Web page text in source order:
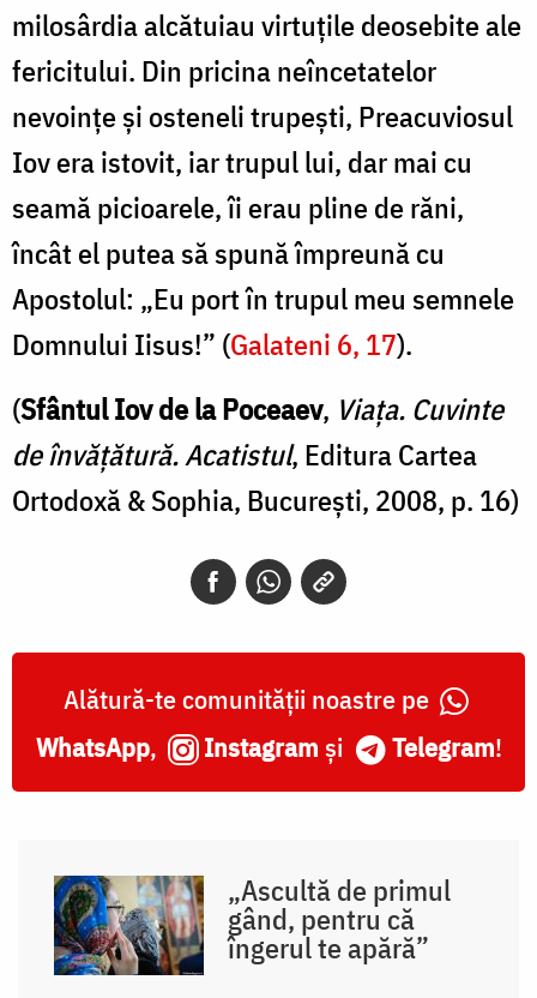
milosârdia alcătuiau virtuțile deosebite ale
fericitului. Din pricina neîncetatelor
nevoinţe şi osteneli trupeşti, Preacuviosul
Iov era istovit, iar trupul lui, dar mai cu
seamă picioarele, îi erau pline de răni,
încât el putea să spună împreună cu
Apostolul: „Eu port în trupul meu semnele
Domnului Iisus!” (Galateni 6, 17).
(Sfântul Iov de la Poceaev, Viața. Cuvinte
de învățătură. Acatistul, Editura Cartea
Ortodoxă & Sophia, București, 2008, p. 16)
Alătură-te comunității noastre pe
WhatsApp, Instagram și Telegram!
„Ascultă de primul
gând, pentru că
îngerul te apără”